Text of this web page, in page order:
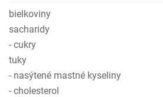
bielkoviny
sacharidy
- cukry
tuky
- nasýtené mastné kyseliny
- cholesterol